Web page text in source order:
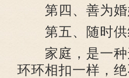
第四、善为婚
第五、随时供
家庭，是一种
环环相扣一样，